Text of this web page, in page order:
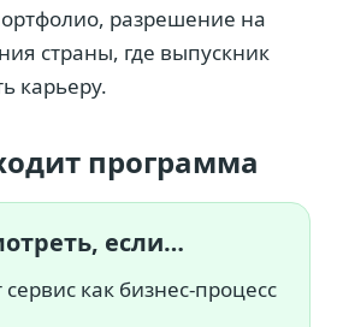
разрешение на
страны, где выпускник
карьеру.
программа
если…
сервис как бизнес-процесс